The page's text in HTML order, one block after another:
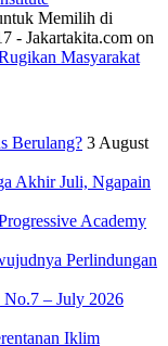
Memilih di
- Jakartakita.com on
Masyarakat
Berulang? 3 August
Akhir Juli, Ngapain
Academy
Perlindungan
– July 2026
Iklim